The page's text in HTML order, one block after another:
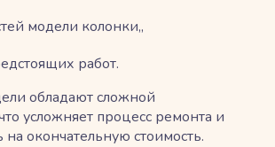
модели колонки,,
работ.
обладают сложной
усложняет процесс ремонта и
окончательную стоимость.